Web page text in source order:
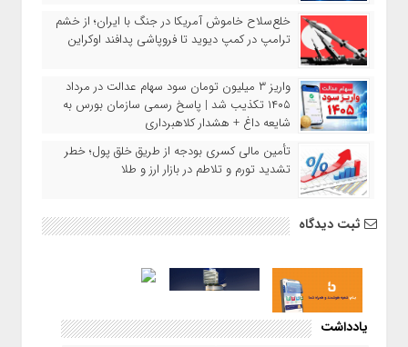
خلع‌سلاح خاموش آمریکا در جنگ با ایران؛ از خشم
ترامپ در کمپ دیوید تا فروپاشی پدافند اوکراین
واریز ۳ میلیون تومان سود سهام عدالت در مرداد
۱۴۰۵ تکذیب شد | پاسخ رسمی سازمان بورس به
شایعه داغ + هشدار کلاهبرداری
تأمین مالی کسری بودجه از طریق خلق پول؛ خطر
تشدید تورم و تلاطم در بازار ارز و طلا
ثبت دیدگاه
یادداشت